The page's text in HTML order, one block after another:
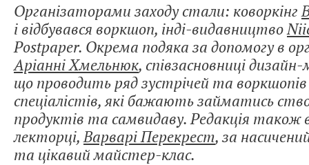
Організаторами заходу стали: коворкінг
і відбувався воркшоп, інді-видавництво
Postpaper. Окрема подяка за допомогу в
Аріанні Хмельнюк, співзасновниці
що проводить ряд зустрічей та
спеціалістів, які бажають займатись
продуктів та самвидаву. Редакція також
лекторці,Варварі Перекрест, за
та цікавий майстер-клас.